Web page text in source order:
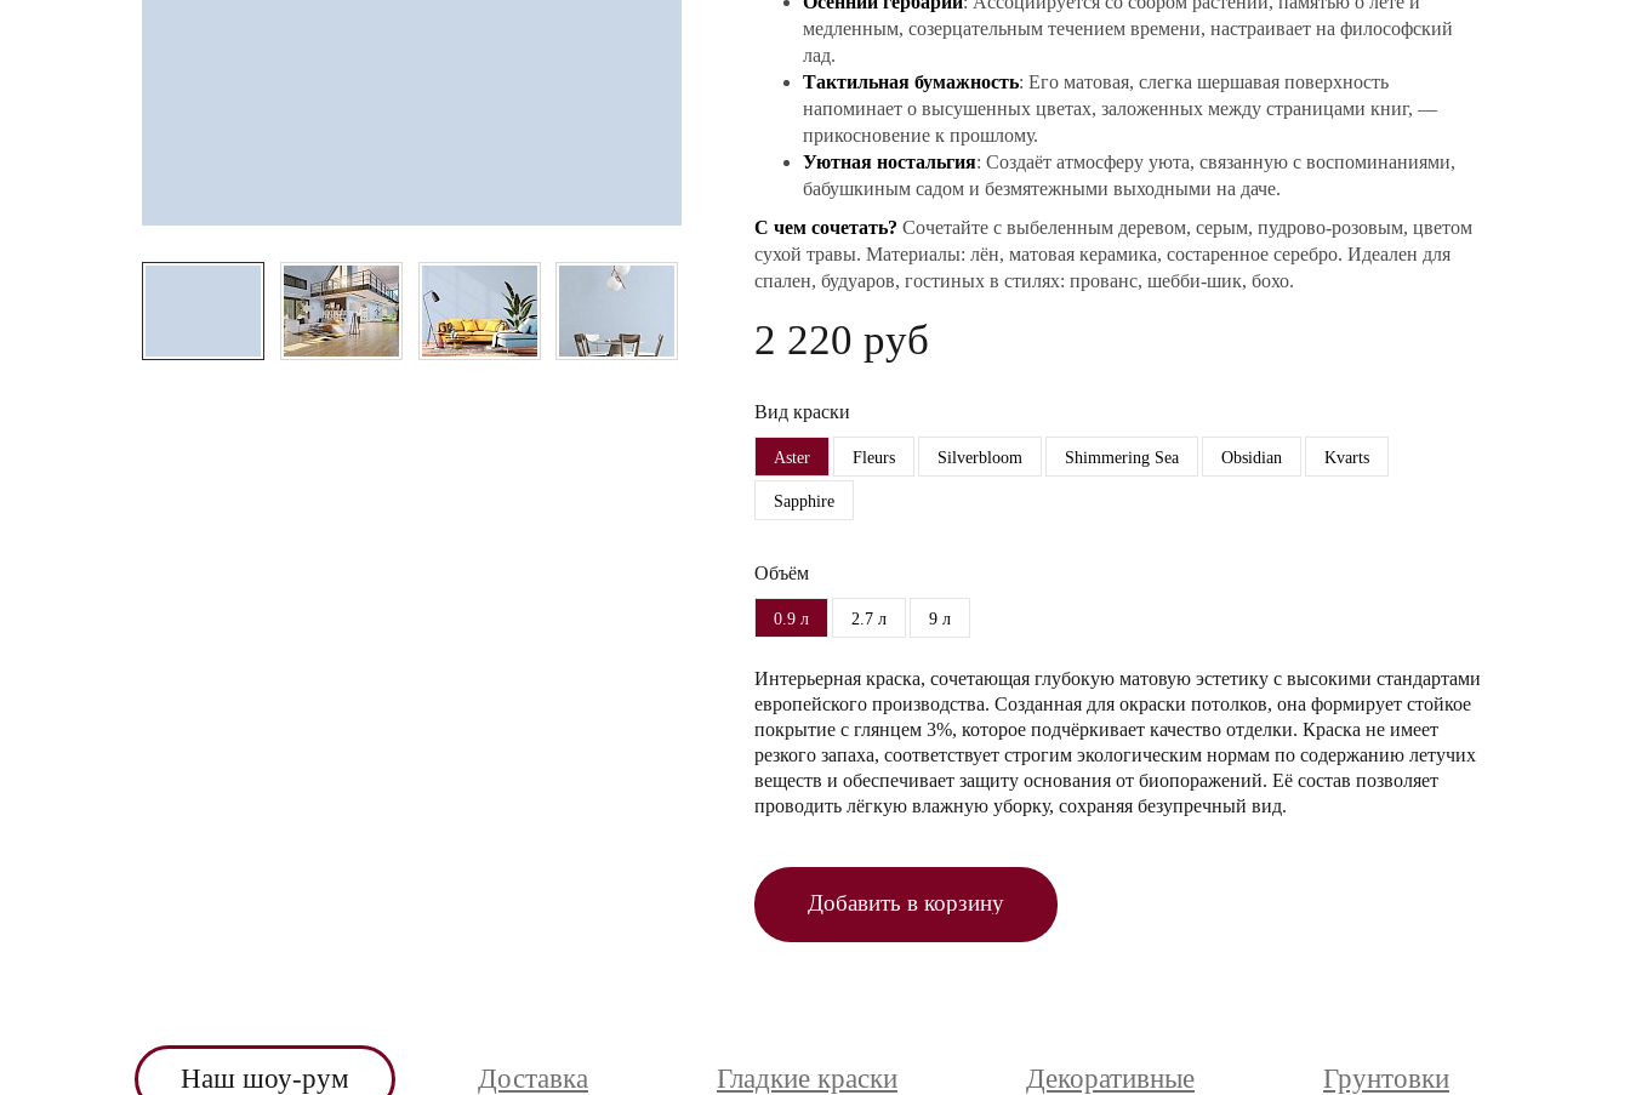
медленным, созерцательным течением времени, настраивает на философский
лад.
Тактильная бумажность: Его матовая, слегка шершавая поверхность
напоминает о высушенных цветах, заложенных между страницами книг, —
прикосновение к прошлому.
Уютная ностальгия: Создаёт атмосферу уюта, связанную с воспоминаниями,
бабушкиным садом и безмятежными выходными на даче.
С чем сочетать? Сочетайте с выбеленным деревом, серым, пудрово-розовым, цветом
сухой травы. Материалы: лён, матовая керамика, состаренное серебро. Идеален для
спален, будуаров, гостиных в стилях: прованс, шебби-шик, бохо.
2 220 руб
Вид краски
Aster Fleurs Silverbloom Shimmering Sea Obsidian Kvarts
Sapphire
Объём
0.9 л 2.7 л 9 л
Интерьерная краска, сочетающая глубокую матовую эстетику с высокими стандартами
европейского производства. Созданная для окраски потолков, она формирует стойкое
покрытие с глянцем 3%, которое подчёркивает качество отделки. Краска не имеет
резкого запаха, соответствует строгим экологическим нормам по содержанию летучих
веществ и обеспечивает защиту основания от биопоражений. Её состав позволяет
проводить лёгкую влажную уборку, сохраняя безупречный вид.
Добавить в корзину
Наш шоу-рум Доставка Гладкие краски Декоративные Грунтовки